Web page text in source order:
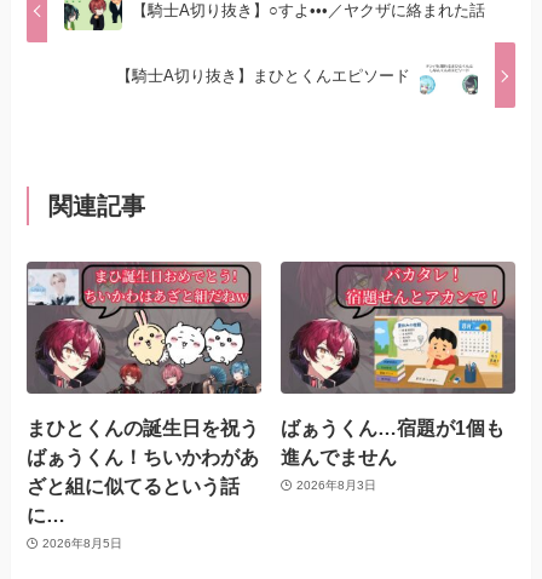
【騎士A切り抜き】○すよ•••／ヤクザに絡まれた話
【騎士A切り抜き】まひとくんエピソード
関連記事
まひとくんの誕生日を祝う
ばぁうくん！ちいかわがあ
ざと組に似てるという話
に…
2026年8月5日
ばぁうくん…宿題が1個も
進んでません
2026年8月3日